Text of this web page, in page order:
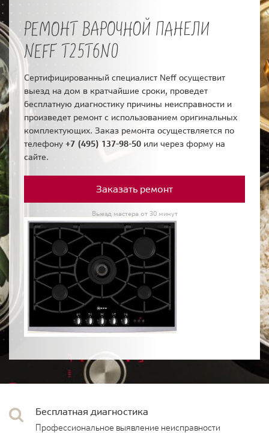
РЕМОНТ ВАРОЧНОЙ ПАНЕЛИ
NEFF T25T6N0
Сертифицированный специалист Neff осуществит
выезд на дом в кратчайшие сроки, проведет
бесплатную диагностику причины неисправности и
произведет ремонт с использованием оригинальных
комплектующих. Заказ ремонта осуществляется по
телефону +7 (495) 137-98-50 или через форму на
сайте.
Заказать ремонт
Выезд мастера от 30 минут
Бесплатная диагностика
Профессиональное выявление неисправности